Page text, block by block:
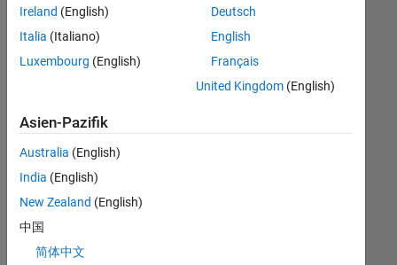
oder
alle
Stellenangebote
anzeigen .
noch
keine
offenen
Stellen
können,
die
Ireland (English)
Italia (Italiano)
Luxembourg (English)
Deutsch
English
Français
United Kingdom(English)
Asien-Pazifik
Australia (English)
India (English)
New Zealand (English)
中国
简体中文